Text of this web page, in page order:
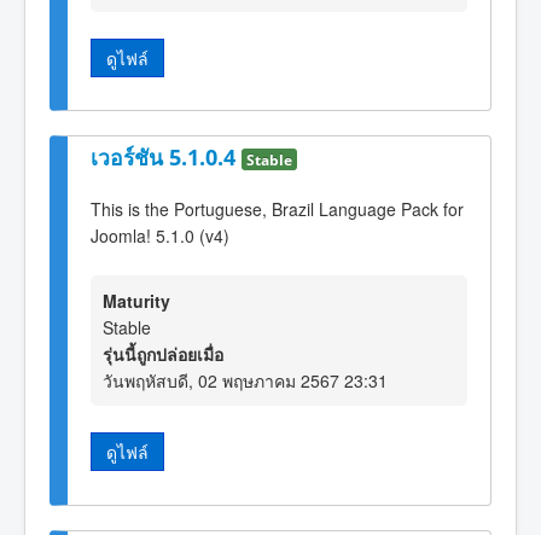
ดูไฟล์
เวอร์ชัน 5.1.0.4 Stable
This is the Portuguese, Brazil Language Pack for
Joomla! 5.1.0 (v4)
Maturity
Stable
รุ่นนี้ถูกปล่อยเมื่อ
วันพฤหัสบดี, 02 พฤษภาคม 2567 23:31
ดูไฟล์